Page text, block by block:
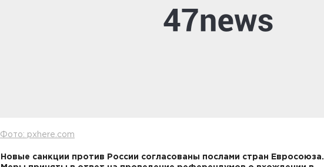
Фото: pxhere.com
Новые санкции против России согласованы послами стран Евросоюза.